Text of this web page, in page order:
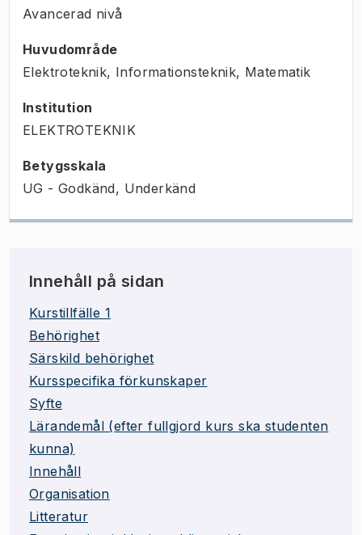
Avancerad nivå
Huvudområde
Elektroteknik, Informationsteknik, Matematik
Institution
ELEKTROTEKNIK
Betygsskala
UG - Godkänd, Underkänd
Innehåll på sidan
Kurstillfälle 1
Behörighet
Särskild behörighet
Kursspecifika förkunskaper
Syfte
Lärandemål (efter fullgjord kurs ska studenten
kunna)
Innehåll
Organisation
Litteratur